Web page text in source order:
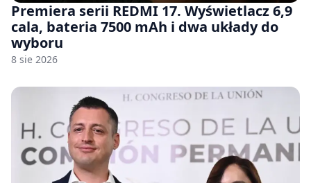
Premiera serii REDMI 17. Wyświetlacz 6,9
cala, bateria 7500 mAh i dwa układy do
wyboru
8 sie 2026